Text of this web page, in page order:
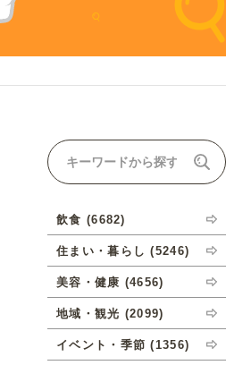
ーダーについて
飲食 (6682)
住まい・暮らし (5246)
美容・健康 (4656)
地域・観光 (2099)
イベント・季節 (1356)